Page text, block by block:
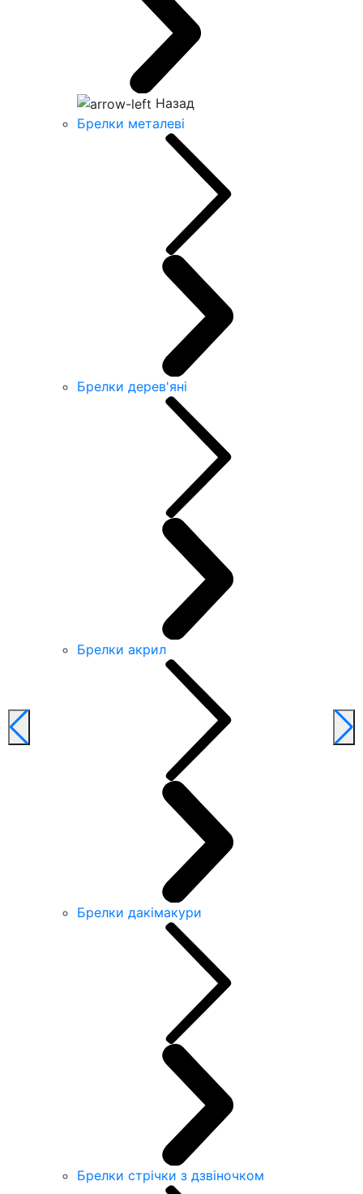
Назад
Брелки металеві
Брелки дерев'яні
Брелки акрил
Брелки дакімакури
Брелки стрічки з дзвіночком